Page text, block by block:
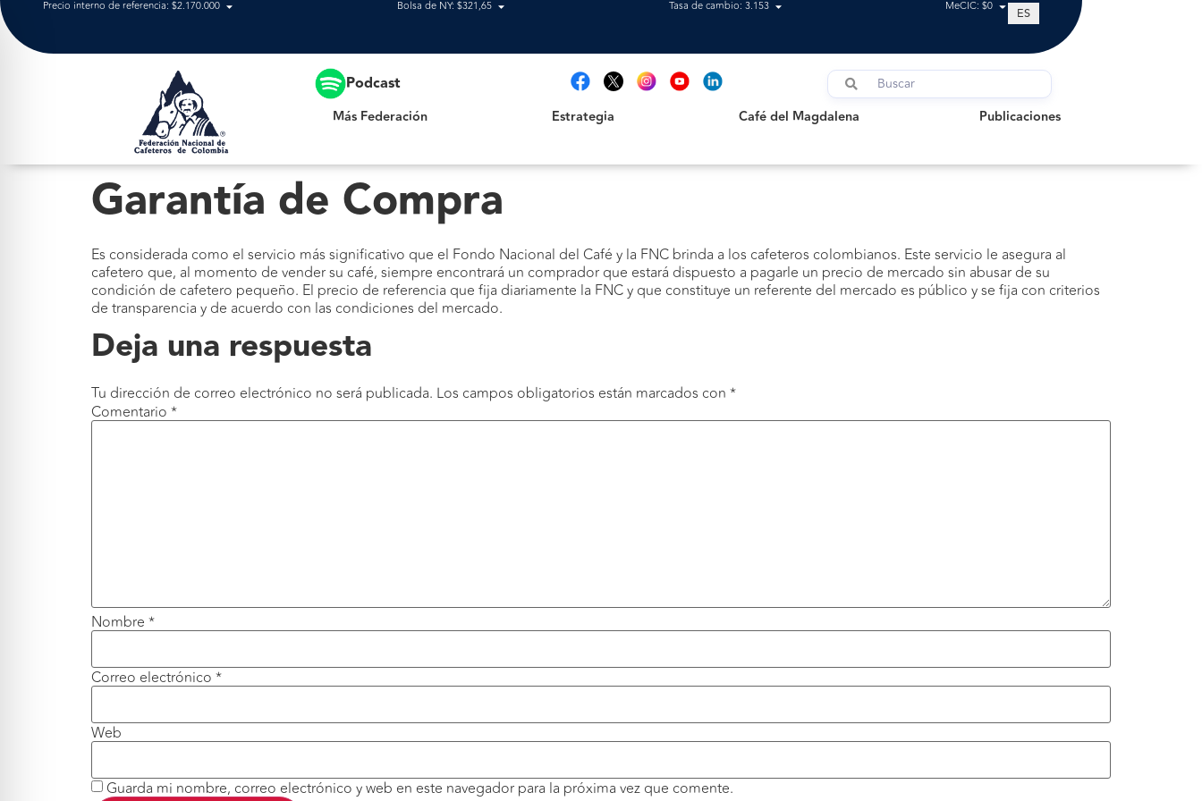
Precio interno de referencia: $2.170.000 Bolsa de NY: $321,65 Tasa de cambio: 3.153 MeCIC: $0 ES
Podcast
Más Federación Estrategia Café del Magdalena Publicaciones
Publicaciones
Garantía de Compra
Es considerada como el servicio más significativo que el Fondo Nacional del Café y la FNC brinda a los cafeteros colombianos. Este servicio le asegura al
cafetero que, al momento de vender su café, siempre encontrará un comprador que estará dispuesto a pagarle un precio de mercado sin abusar de su
condición de cafetero pequeño. El precio de referencia que fija diariamente la FNC y que constituye un referente del mercado es público y se fija con criterios
de transparencia y de acuerdo con las condiciones del mercado.
Deja una respuesta
Tu dirección de correo electrónico no será publicada. Los campos obligatorios están marcados con *
Comentario *
Nombre *
Correo electrónico *
Web
Guarda mi nombre, correo electrónico y web en este navegador para la próxima vez que comente.